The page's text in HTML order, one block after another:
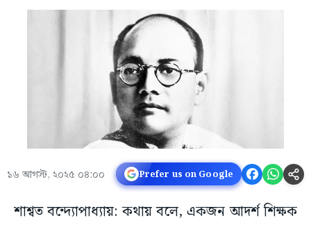
১৬ আগস্ট, ২০২৫ ০৪:০০ Prefer us on Google
শাশ্বত বন্দ্যোপাধ্যায়: কথায় বলে, একজন আদর্শ শিক্ষক